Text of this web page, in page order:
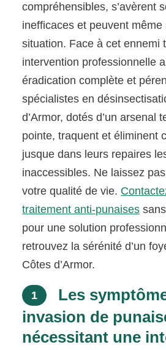
compréhensibles, s’avèrent
inefficaces et peuvent même
situation. Face à cet ennemi
intervention professionnelle
éradication complète et
spécialistes en
d’Armor, dotés d’un arsenal
pointe, traquent et éliminent
jusque dans leurs repaires
inaccessibles. Ne laissez
votre qualité de vie.
traitement anti-punaises
pour une solution
retrouvez la sérénité d’un
Côtes d’Armor.
1
Les
invasion de
nécessitant une